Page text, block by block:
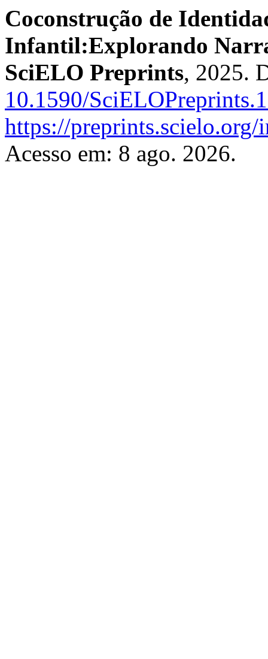
Coconstrução de
Infantil:Explorando
SciELO Preprints, 2025.
10.1590/
https://
Acesso em: 8 ago. 2026.